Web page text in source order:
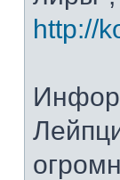
http://